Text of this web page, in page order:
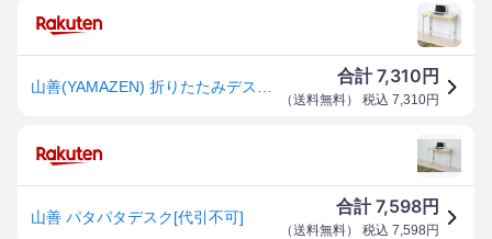
合計7,310 円
（送料無料） 税込 7,310円
山善 パタパタデスク[代引不可]
合計7,598円
（送料無料） 税込 7,598 円